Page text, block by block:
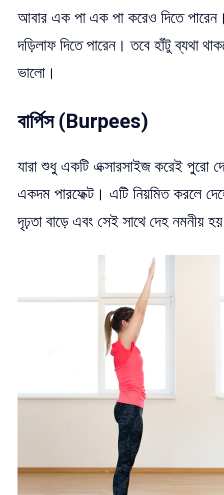
আবার এক পা এক পা করেও দিতে
দড়িলাফ দিতে পারেন। তবে হাঁটু ব্যথা
ভালো।
বার্পিস (Burpees)
যারা শুধু একটি এক্সারসাইজ করেই পুরো
একদম পারফেক্ট। এটি নিয়মিত করলে
দৃঢ়তা বাড়ে এবং সেই সাথে দেহ